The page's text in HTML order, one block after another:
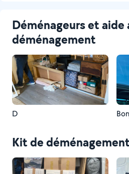
Déménageurs et aide
déménagement
D
Kit de